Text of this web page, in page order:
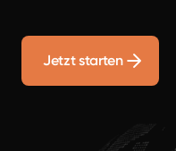
Jetzt starten